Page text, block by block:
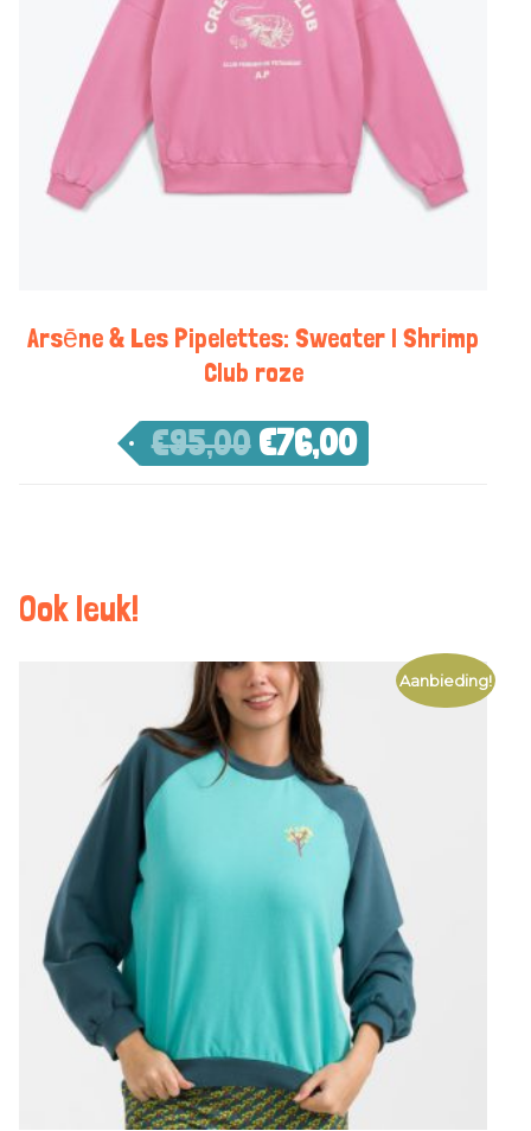
Arsēne & Les Pipelettes: Sweater | Shrimp
Club roze
€95,00 €76,00
Ook leuk!
Aanbieding!